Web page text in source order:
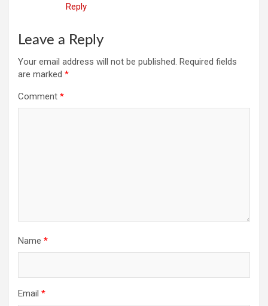
Reply
Leave a Reply
Your email address will not be published. Required fields
are marked *
Comment *
Name *
Email *